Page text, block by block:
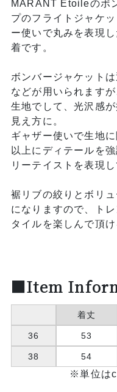
MARANT Etoileのボ
プのフライトジャケ
ー使いで丸みを表現
着です。
ボンバージャケット
などが用いられます
生地でして、光沢感
見え方に。
ギャザー使いで生地
以上にディテールを
リーテイストを表現し
裾リブの絞りとボリ
になりますので、ト
タイルを楽しんで頂け
■Item
着丈
36 53
38 54
※単位は